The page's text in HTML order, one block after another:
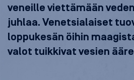
veneille viettämään
juhlaa. Venetsialaiset
loppukesän öihin
valot tuikkivat vesien